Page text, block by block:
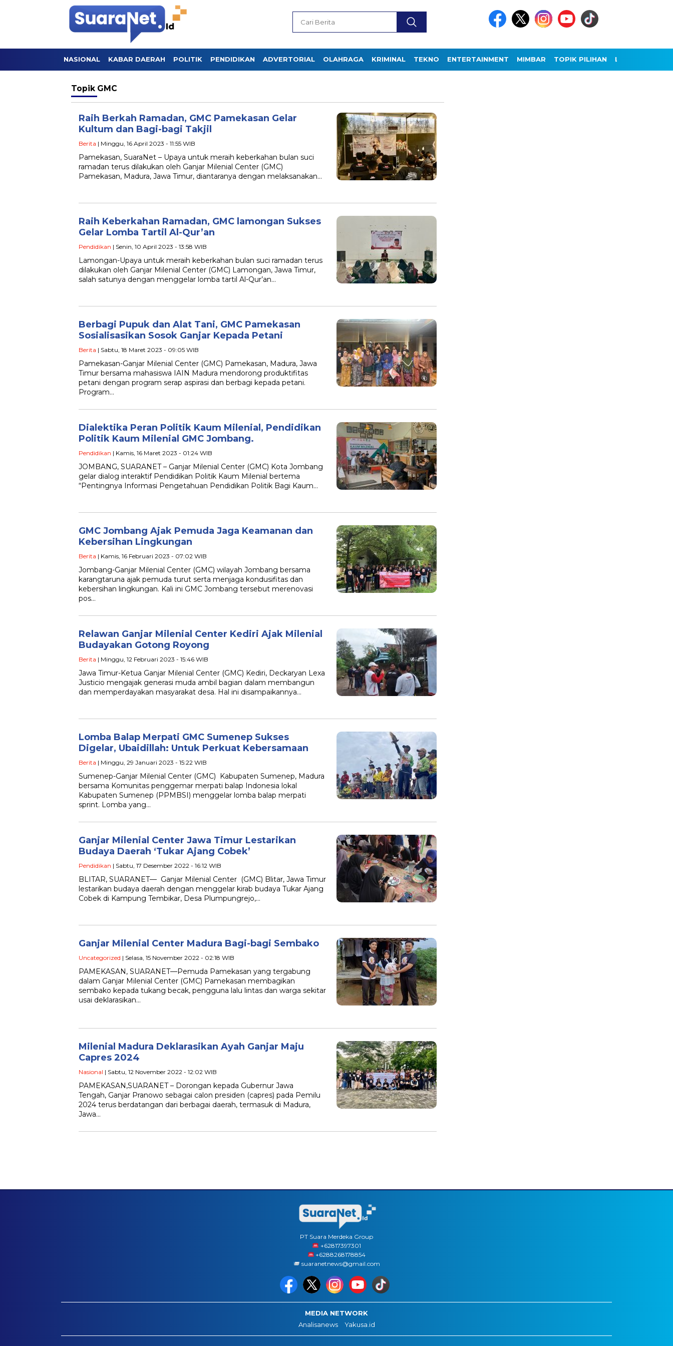
NASIONAL KABAR DAERAH POLITIK PENDIDIKAN ADVERTORIAL OLAHRAGA KRIMINAL TEKNO ENTERTAINMENT MIMBAR TOPIK PILIHAN LAINNYA
Topik GMC
Raih Berkah Ramadan, GMC Pamekasan Gelar
Kultum dan Bagi-bagi Takjil
Berita | Minggu, 16 April 2023 - 11:55 WIB
Pamekasan, SuaraNet – Upaya untuk meraih keberkahan bulan suci
ramadan terus dilakukan oleh Ganjar Milenial Center (GMC)
Pamekasan, Madura, Jawa Timur, diantaranya dengan melaksanakan…
Raih Keberkahan Ramadan, GMC lamongan Sukses
Gelar Lomba Tartil Al-Qur’an
Pendidikan | Senin, 10 April 2023 - 13:58 WIB
Lamongan-Upaya untuk meraih keberkahan bulan suci ramadan terus
dilakukan oleh Ganjar Milenial Center (GMC) Lamongan, Jawa Timur,
salah satunya dengan menggelar lomba tartil Al-Qur’an…
Berbagi Pupuk dan Alat Tani, GMC Pamekasan
Sosialisasikan Sosok Ganjar Kepada Petani
Berita | Sabtu, 18 Maret 2023 - 09:05 WIB
Pamekasan-Ganjar Milenial Center (GMC) Pamekasan, Madura, Jawa
Timur bersama mahasiswa IAIN Madura mendorong produktifitas
petani dengan program serap aspirasi dan berbagi kepada petani.
Program…
Dialektika Peran Politik Kaum Milenial, Pendidikan
Politik Kaum Milenial GMC Jombang.
Pendidikan | Kamis, 16 Maret 2023 - 01:24 WIB
JOMBANG, SUARANET – Ganjar Milenial Center (GMC) Kota Jombang
gelar dialog interaktif Pendidikan Politik Kaum Milenial bertema
“Pentingnya Informasi Pengetahuan Pendidikan Politik Bagi Kaum…
GMC Jombang Ajak Pemuda Jaga Keamanan dan
Kebersihan Lingkungan
Berita | Kamis, 16 Februari 2023 - 07:02 WIB
Jombang-Ganjar Milenial Center (GMC) wilayah Jombang bersama
karangtaruna ajak pemuda turut serta menjaga kondusifitas dan
kebersihan lingkungan. Kali ini GMC Jombang tersebut merenovasi
pos…
Relawan Ganjar Milenial Center Kediri Ajak Milenial
Budayakan Gotong Royong
Berita | Minggu, 12 Februari 2023 - 15:46 WIB
Jawa Timur-Ketua Ganjar Milenial Center (GMC) Kediri, Deckaryan Lexa
Justicio mengajak generasi muda ambil bagian dalam membangun
dan memperdayakan masyarakat desa. Hal ini disampaikannya…
Lomba Balap Merpati GMC Sumenep Sukses
Digelar, Ubaidillah: Untuk Perkuat Kebersamaan
Berita | Minggu, 29 Januari 2023 - 15:22 WIB
Sumenep-Ganjar Milenial Center (GMC) Kabupaten Sumenep, Madura
bersama Komunitas penggemar merpati balap Indonesia lokal
Kabupaten Sumenep (PPMBSI) menggelar lomba balap merpati
sprint. Lomba yang…
Ganjar Milenial Center Jawa Timur Lestarikan
Budaya Daerah ‘Tukar Ajang Cobek’
Pendidikan | Sabtu, 17 Desember 2022 - 16:12 WIB
BLITAR, SUARANET— Ganjar Milenial Center (GMC) Blitar, Jawa Timur
lestarikan budaya daerah dengan menggelar kirab budaya Tukar Ajang
Cobek di Kampung Tembikar, Desa Plumpungrejo,…
Ganjar Milenial Center Madura Bagi-bagi Sembako
Uncategorized | Selasa, 15 November 2022 - 02:18 WIB
PAMEKASAN, SUARANET—Pemuda Pamekasan yang tergabung
dalam Ganjar Milenial Center (GMC) Pamekasan membagikan
sembako kepada tukang becak, pengguna lalu lintas dan warga sekitar
usai deklarasikan…
Milenial Madura Deklarasikan Ayah Ganjar Maju
Capres 2024
Nasional | Sabtu, 12 November 2022 - 12:02 WIB
PAMEKASAN,SUARANET – Dorongan kepada Gubernur Jawa
Tengah, Ganjar Pranowo sebagai calon presiden (capres) pada Pemilu
2024 terus berdatangan dari berbagai daerah, termasuk di Madura,
Jawa…
PT Suara Merdeka Group
‪+62817397301
+6288268178854
suaranetnews@gmail.com
MEDIA NETWORK
Analisanews
Yakusa.id